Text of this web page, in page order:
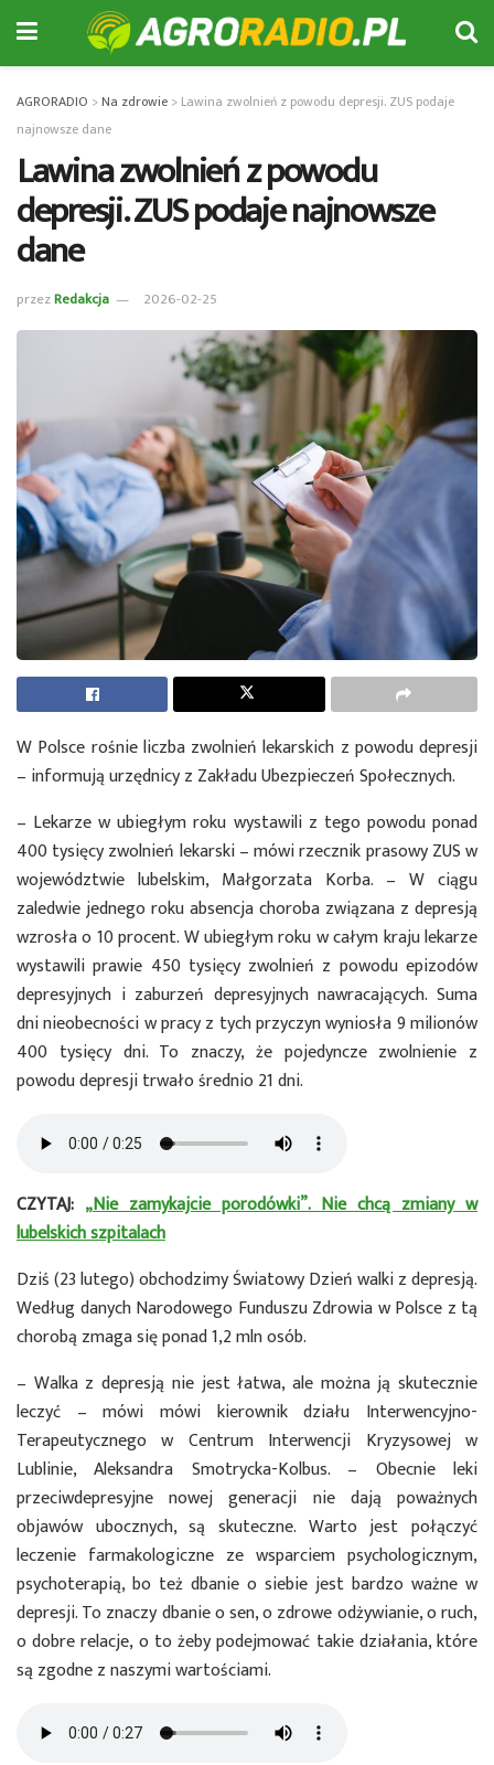
AGRORADIO >Na zdrowie > Lawina zwolnień z powodu depresji. ZUS podaje
najnowsze dane
Lawina zwolnień z powodu
depresji. ZUS podaje najnowsze
dane
przezRedakcja 2026-02-25
W Polsce rośnie liczba zwolnień lekarskich z powodu depresji
– informują urzędnicy z Zakładu Ubezpieczeń Społecznych.
– Lekarze w ubiegłym roku wystawili z tego powodu ponad
400 tysięcy zwolnień lekarski – mówi rzecznik prasowy ZUS w
województwie lubelskim, Małgorzata Korba. – W ciągu
zaledwie jednego roku absencja choroba związana z depresją
wzrosła o 10 procent. W ubiegłym roku w całym kraju lekarze
wystawili prawie 450 tysięcy zwolnień z powodu epizodów
depresyjnych i zaburzeń depresyjnych nawracających. Suma
dni nieobecności w pracy z tych przyczyn wyniosła 9 milionów
400 tysięcy dni. To znaczy, że pojedyncze zwolnienie z
powodu depresji trwało średnio 21 dni.
CZYTAJ: „Nie zamykajcie porodówki”. Nie chcą zmiany w
lubelskich szpitalach
Dziś (23 lutego) obchodzimy Światowy Dzień walki z depresją.
Według danych Narodowego Funduszu Zdrowia w Polsce z tą
chorobą zmaga się ponad 1,2 mln osób.
– Walka z depresją nie jest łatwa, ale można ją skutecznie
leczyć – mówi mówi kierownik działu Interwencyjno-
Terapeutycznego w Centrum Interwencji Kryzysowej w
Lublinie, Aleksandra Smotrycka-Kolbus. – Obecnie leki
przeciwdepresyjne nowej generacji nie dają poważnych
objawów ubocznych, są skuteczne. Warto jest połączyć
leczenie farmakologiczne ze wsparciem psychologicznym,
psychoterapią, bo też dbanie o siebie jest bardzo ważne w
depresji. To znaczy dbanie o sen, o zdrowe odżywianie, o ruch,
o dobre relacje, o to żeby podejmować takie działania, które
są zgodne z naszymi wartościami.